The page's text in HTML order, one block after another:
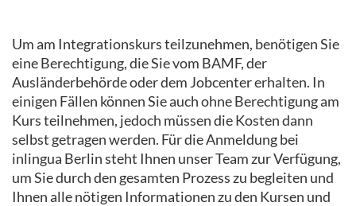
Um am Integrationskurs teilzunehmen, benötigen Sie
eine Berechtigung, die Sie vom BAMF, der
Ausländerbehörde oder dem Jobcenter erhalten. In
einigen Fällen können Sie auch ohne Berechtigung am
Kurs teilnehmen, jedoch müssen die Kosten dann
selbst getragen werden. Für die Anmeldung bei
inlingua Berlin steht Ihnen unser Team zur Verfügung,
um Sie durch den gesamten Prozess zu begleiten und
Ihnen alle nötigen Informationen zu den Kursen und